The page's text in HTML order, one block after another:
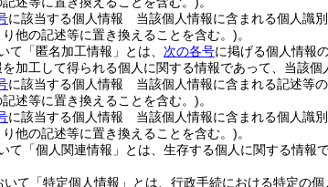
に該当する個人情報 当該個人情報に含まれる個人識
他の記述等に置き換えることを含む。)。
て「匿名加工情報」とは、 次の各号に掲げる個人情報
加工して得られる個人に関する情報であって、当該
に該当する個人情報 当該個人情報に含まれる記述等
述等に置き換えることを含む。)。
に該当する個人情報 当該個人情報に含まれる個人識
他の記述等に置き換えることを含む。)。
て「個人関連情報」とは、生存する個人に関する情
いて「特定個人情報」とは、行政手続における特定の